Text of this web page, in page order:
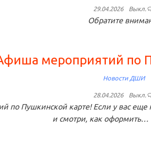
29.04.2026 Выкл.
Обратите
мероприятий по
Новости ДШИ
28.04.2026 Выкл.
по Пушкинской карте! Если у вас еще
и смотри, как оформить…